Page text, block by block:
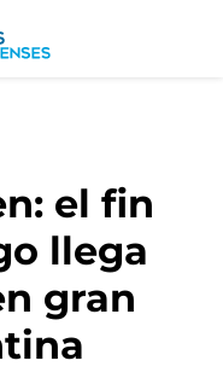
el fin
llega
gran